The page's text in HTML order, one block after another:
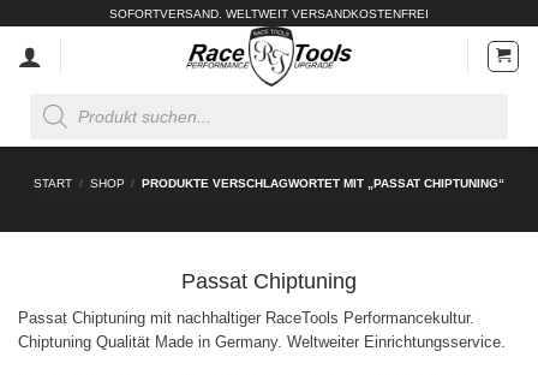
springen
SOFORTVERSAND. WELTWEIT VERSANDKOSTENFREI
search
START / SHOP / PRODUKTE VERSCHLAGWORTET MIT „PASSAT CHIPTUNING“
Passat Chiptuning
Passat Chiptuning mit nachhaltiger RaceTools Performancekultur.
Chiptuning Qualität Made in Germany. Weltweiter Einrichtungsservice.